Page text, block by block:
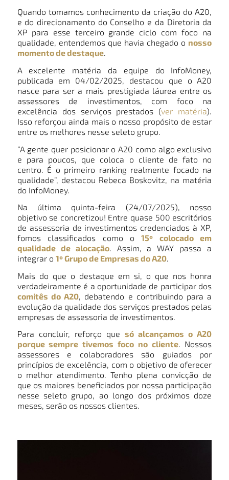
Quando tomamos conhecimento da criação do A20,
e do direcionamento do Conselho e da Diretoria da
XP para esse terceiro grande ciclo com foco na
qualidade, entendemos que havia chegado o nosso
momento de destaque.
A excelente matéria da equipe do InfoMoney,
publicada em 04/02/2025, destacou que o A20
nasce para ser a mais prestigiada láurea entre os
assessores de investimentos, com foco na
excelência dos serviços prestados (ver matéria).
Isso reforçou ainda mais o nosso propósito de estar
entre os melhores nesse seleto grupo.
“A gente quer posicionar o A20 como algo exclusivo
e para poucos, que coloca o cliente de fato no
centro. É o primeiro ranking realmente focado na
qualidade”, destacou Rebeca Boskovitz, na matéria
do InfoMoney.
Na última quinta-feira (24/07/2025), nosso
objetivo se concretizou! Entre quase 500 escritórios
de assessoria de investimentos credenciados à XP,
fomos classificados como o15º colocado em
qualidade de alocação. Assim, a WAY passa a
integrar o 1º Grupo de Empresas do A20.
Mais do que o destaque em si, o que nos honra
verdadeiramente é a oportunidade de participar dos
comitês do A20 , debatendo e contribuindo para a
evolução da qualidade dos serviços prestados pelas
empresas de assessoria de investimentos.
Para concluir, reforço quesó alcançamos o A20
porque sempre tivemos foco no cliente. Nossos
assessores e colaboradores são guiados por
princípios de excelência, com o objetivo de oferecer
o melhor atendimento. Tenho plena convicção de
que os maiores beneficiados por nossa participação
nesse seleto grupo, ao longo dos próximos doze
meses, serão os nossos clientes.